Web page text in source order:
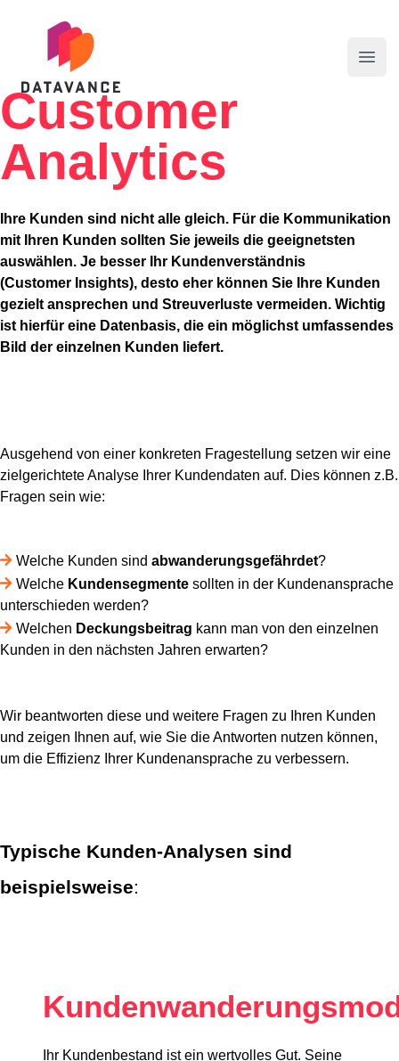
datavance GmbH
Customer
Analytics
Ihre Kunden sind nicht alle gleich. Für die Kommunikation
mit Ihren Kunden sollten Sie jeweils die geeignetsten
auswählen. Je besser Ihr Kundenverständnis
(Customer Insights), desto eher können Sie Ihre Kunden
gezielt ansprechen und Streuverluste vermeiden. Wichtig
ist hierfür eine Datenbasis, die ein möglichst umfassendes
Bild der einzelnen Kunden liefert.
Ausgehend von einer konkreten Fragestellung setzen wir eine
zielgerichtete Analyse Ihrer Kundendaten auf. Dies können z.B.
Fragen sein wie:
Welche Kunden sind abwanderungsgefährdet?
Welche Kundensegmente sollten in der Kundenansprache
unterschieden werden?
Welchen Deckungsbeitrag kann man von den einzelnen
Kunden in den nächsten Jahren erwarten?
Wir beantworten diese und weitere Fragen zu Ihren Kunden
und zeigen Ihnen auf, wie Sie die Antworten nutzen können,
um die Effizienz Ihrer Kundenansprache zu verbessern.
Typische Kunden-Analysen sind
beispielsweise:
Ihr Kundenbestand ist ein wertvolles Gut. Seine